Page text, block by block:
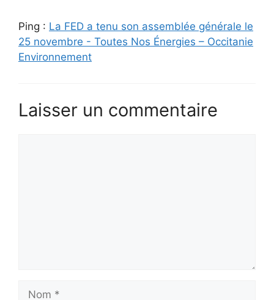
Ping : La FED a tenu son assemblée générale le
25 novembre - Toutes Nos Énergies – Occitanie
Environnement
Laisser un commentaire